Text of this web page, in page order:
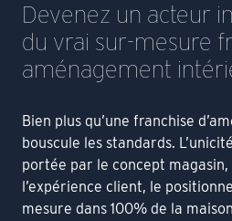
Devenez un acteur
du vrai sur-mesure
aménagement
Bien plus qu’une franchise
bouscule les standards.
portée par le concept
l’expérience client, le
mesure dans 100% de la